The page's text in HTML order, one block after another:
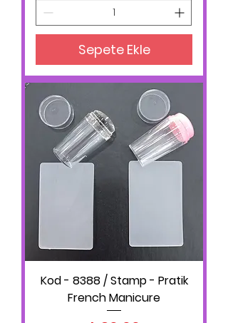
Sepete Ekle
Kod - 8388 / Stamp - Pratik
French Manicure